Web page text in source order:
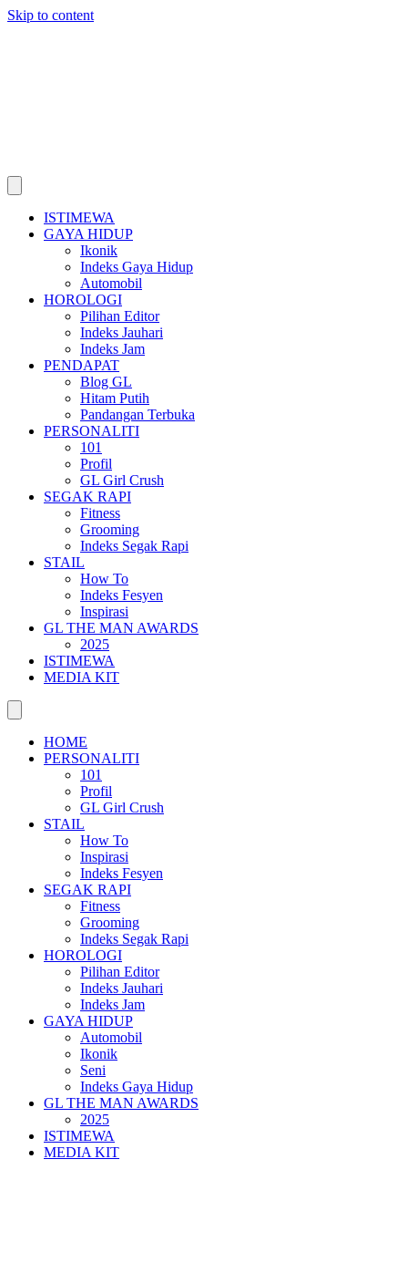
Skip to content
ISTIMEWA
GAYA HIDUP
Ikonik
Indeks Gaya Hidup
Automobil
HOROLOGI
Pilihan Editor
Indeks Jauhari
Indeks Jam
PENDAPAT
Blog GL
Hitam Putih
Pandangan Terbuka
PERSONALITI
101
Profil
GL Girl Crush
SEGAK RAPI
Fitness
Grooming
Indeks Segak Rapi
STAIL
How To
Indeks Fesyen
Inspirasi
GL THE MAN AWARDS
2025
ISTIMEWA
MEDIA KIT
HOME
PERSONALITI
101
Profil
GL Girl Crush
STAIL
How To
Inspirasi
Indeks Fesyen
SEGAK RAPI
Fitness
Grooming
Indeks Segak Rapi
HOROLOGI
Pilihan Editor
Indeks Jauhari
Indeks Jam
GAYA HIDUP
Automobil
Ikonik
Seni
Indeks Gaya Hidup
GL THE MAN AWARDS
2025
ISTIMEWA
MEDIA KIT